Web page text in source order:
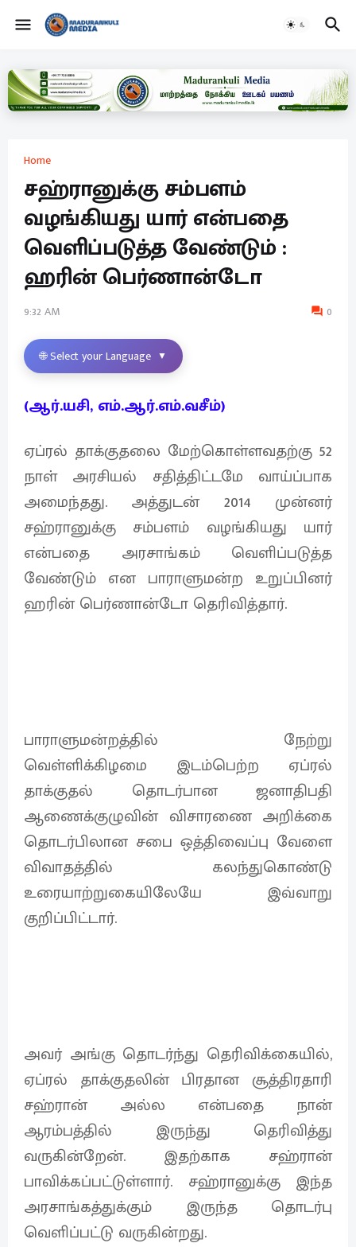
Home
சஹ்ரானுக்கு சம்பளம்
வழங்கியது யார் என்பதை
வெளிப்படுத்த வேண்டும் :
ஹரின் பெர்ணான்டோ
9:32 AM 0
🌐 Select your Language ▼
(ஆர்.யசி, எம்.ஆர்.எம்.வசீம்)
ஏப்ரல் தாக்குதலை மேற்கொள்ளவதற்கு 52
நாள் அரசியல் சதித்திட்டமே வாய்ப்பாக
அமைந்தது. அத்துடன் 2014 முன்னர்
சஹ்ரானுக்கு சம்பளம் வழங்கியது யார்
என்பதை அரசாங்கம் வெளிப்படுத்த
வேண்டும் என பாராளுமன்ற உறுப்பினர்
ஹரின் பெர்ணான்டோ தெரிவித்தார்.
பாராளுமன்றத்தில் நேற்று
வெள்ளிக்கிழமை இடம்பெற்ற ஏப்ரல்
தாக்குதல் தொடர்பான ஜனாதிபதி
ஆணைக்குழுவின் விசாரணை அறிக்கை
தொடர்பிலான சபை ஒத்திவைப்பு வேளை
விவாதத்தில் கலந்துகொண்டு
உரையாற்றுகையிலேயே இவ்வாறு
குறிப்பிட்டார்.
அவர் அங்கு தொடர்ந்து தெரிவிக்கையில்,
ஏப்ரல் தாக்குதலின் பிரதான சூத்திரதாரி
சஹ்ரான் அல்ல என்பதை நான்
ஆரம்பத்தில் இருந்து தெரிவித்து
வருகின்றேன். இதற்காக சஹ்ரான்
பாவிக்கப்பட்டுள்ளார். சஹ்ரானுக்கு இந்த
அரசாங்கத்துக்கும் இருந்த தொடர்பு
வெளிப்பட்டு வருகின்றது.